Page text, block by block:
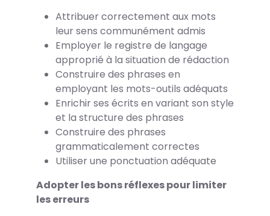
Attribuer correctement aux mots
leur sens communément admis
Employer le registre de langage
approprié à la situation de rédaction
Construire des phrases en
employant les mots-outils adéquats
Enrichir ses écrits en variant son style
et la structure des phrases
Construire des phrases
grammaticalement correctes
Utiliser une ponctuation adéquate
Adopter les bons réflexes pour limiter
les erreurs